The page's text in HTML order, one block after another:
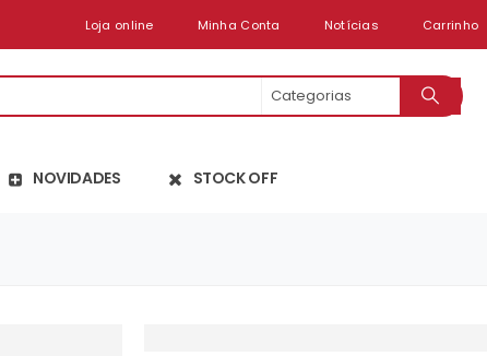
Loja online Minha Conta Notícias Carrinho
NOVIDADES STOCK OFF